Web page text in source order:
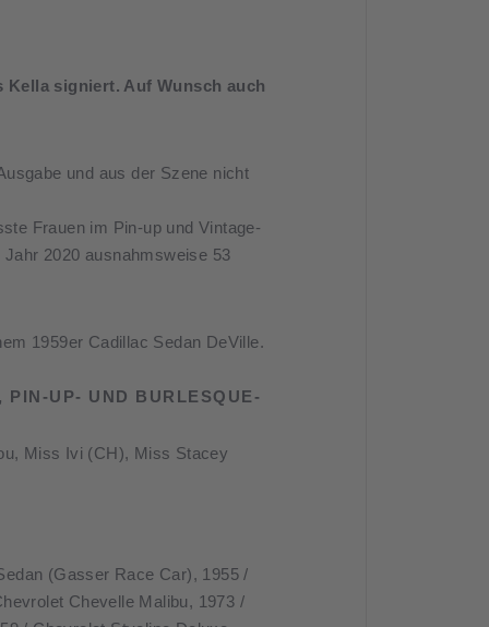
Kella signiert. Auf Wunsch auch
und aus der Szene nicht
Frauen im Pin-up und Vintage-
2020 ausnahmsweise 53
1959er Cadillac Sedan DeVille.
PIN-UP- UND BURLESQUE-
Miss Ivi (CH), Miss Stacey
(Gasser Race Car), 1955 /
Chevelle Malibu, 1973 /